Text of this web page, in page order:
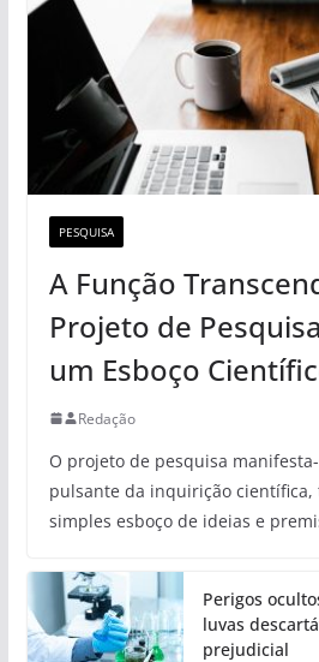
PESQUISA
A Função
Projeto de
um Esboço
Redação
O projeto de pesquisa
pulsante da inquirição
simples esboço de ideias e
Perigos
luvas
prejudicial